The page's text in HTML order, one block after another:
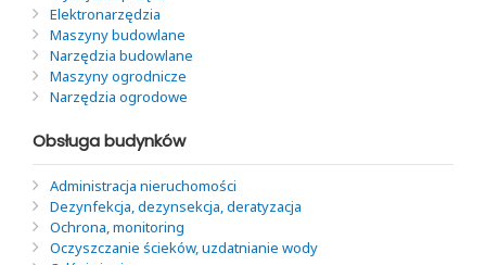
Elektronarzędzia
Maszyny budowlane
Narzędzia budowlane
Maszyny ogrodnicze
Narzędzia ogrodowe
Obsługa budynków
Administracja nieruchomości
Dezynfekcja, dezynsekcja, deratyzacja
Ochrona, monitoring
Oczyszczanie ścieków, uzdatnianie wody